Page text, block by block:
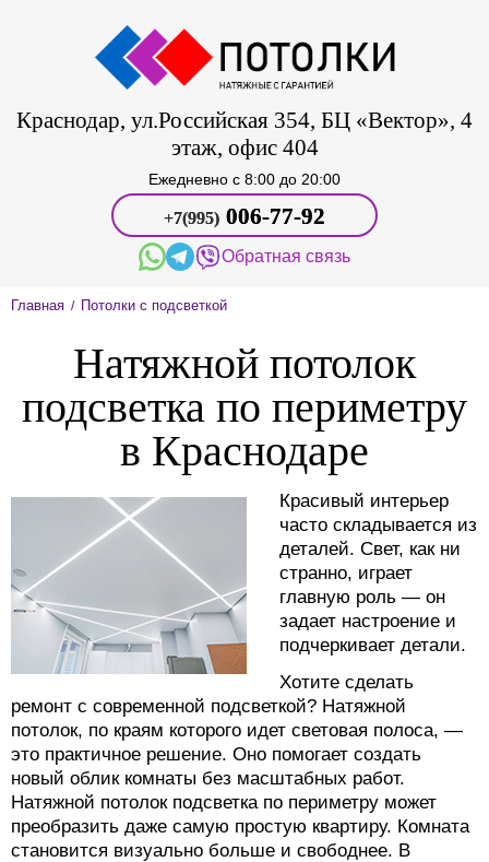
Краснодар, ул.Российская 354, БЦ «Вектор», 4
этаж, офис 404
Ежедневно c 8:00 до 20:00
+7(995) 006-77-92
Обратная связь
Главная / Потолки с подсветкой
Натяжной потолок
подсветка по периметру
в Краснодаре
Красивый интерьер
часто складывается из
деталей. Свет, как ни
странно, играет
главную роль — он
задает настроение и
подчеркивает детали.
Хотите сделать
ремонт с современной подсветкой? Натяжной
потолок, по краям которого идет световая полоса, —
это практичное решение. Оно помогает создать
новый облик комнаты без масштабных работ.
Натяжной потолок подсветка по периметру может
преобразить даже самую простую квартиру. Комната
становится визуально больше и свободнее. В